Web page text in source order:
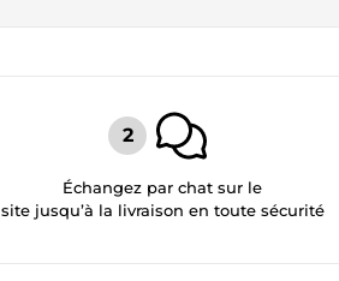
Échangez par chat sur le
site jusqu’à la livraison en toute sécurité